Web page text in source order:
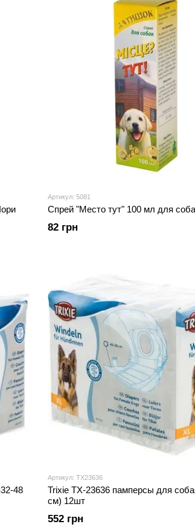
Артикул: 5081
Спрей "Место тут" 100 мл для
82 грн
48
Артикул: TX23636
Trixie TX-23636 памперсы для
см) 12шт
552 грн